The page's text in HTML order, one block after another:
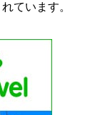
ています。